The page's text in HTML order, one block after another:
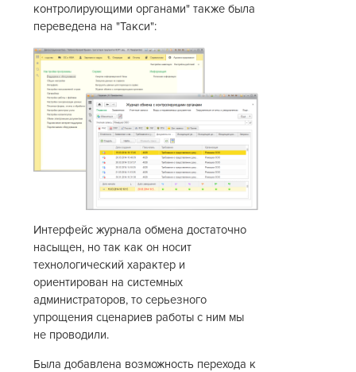
контролирующими органами" также была
переведена на "Такси":
Интерфейс журнала обмена достаточно
насыщен, но так как он носит
технологический характер и
ориентирован на системных
администраторов, то серьезного
упрощения сценариев работы с ним мы
не проводили.
Была добавлена возможность перехода к